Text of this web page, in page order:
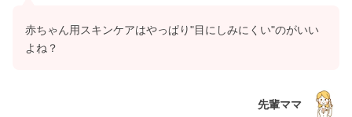
赤ちゃん用スキンケアはやっぱり"目にしみにくい"のがいい
よね？
先輩ママ